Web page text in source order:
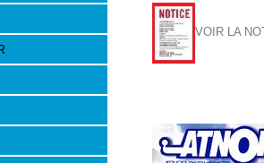
VOIR LA